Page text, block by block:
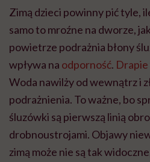
Zimą dzieci powinny pić tyle,
samo to mroźne na dworze,
powietrze podrażnia błony
wpływa na odporność. Drapie
Woda nawilży od wewnątrz i
podrażnienia. To ważne, bo
śluzówki są pierwszą linią
drobnoustrojami. Objawy
zimą może nie są tak